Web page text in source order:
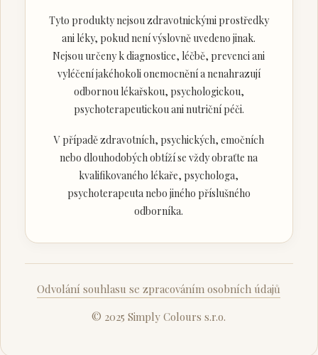
Tyto produkty nejsou zdravotnickými prostředky
ani léky, pokud není výslovně uvedeno jinak.
Nejsou určeny k diagnostice, léčbě, prevenci ani
vyléčení jakéhokoli onemocnění a nenahrazují
odbornou lékařskou, psychologickou,
psychoterapeutickou ani nutriční péči.
V případě zdravotních, psychických, emočních
nebo dlouhodobých obtíží se vždy obraťte na
kvalifikovaného lékaře, psychologa,
psychoterapeuta nebo jiného příslušného
odborníka.
Odvolání souhlasu se zpracováním osobních údajů
© 2025 Simply Colours s.r.o.